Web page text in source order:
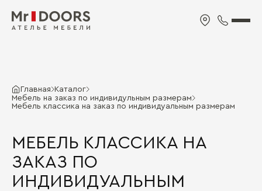
Главная
Каталог
Мебель на заказ по индивидульным размерам
Мебель классика на заказ по индивидуальным размерам
МЕБЕЛЬ КЛАССИКА НА
ЗАКАЗ ПО
ИНДИВИДУАЛЬНЫМ